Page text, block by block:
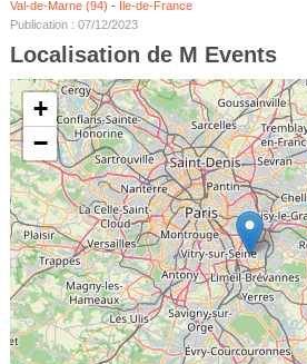
Val-de-Marne (94) -
Île-de-France
Publication : 07/12/2023
Localisation de M Events
+
−